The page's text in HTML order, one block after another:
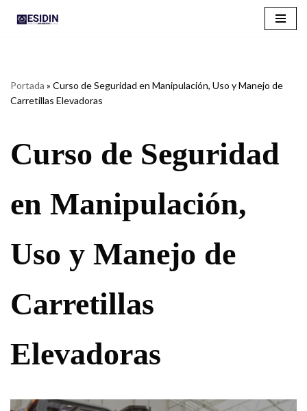
Portada » Curso de Seguridad en Manipulación, Uso y Manejo de
Carretillas Elevadoras
Curso de Seguridad
en Manipulación,
Uso y Manejo de
Carretillas
Elevadoras